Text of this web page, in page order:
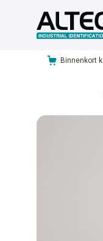
Binnenkort